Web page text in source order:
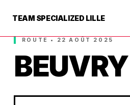
TEAM SPECIALIZED LILLE
ROUTE • 22 AOÛT 2025
BEUVRY